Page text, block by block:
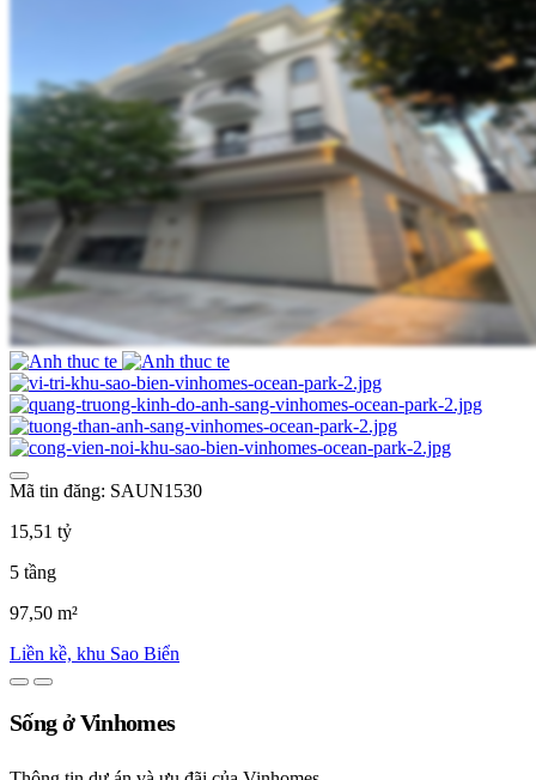
Mã tin đăng: SAUN1530
15,51 tỷ
5 tầng
97,50 m²
Liền kề, khu Sao Biển
Sống ở Vinhomes